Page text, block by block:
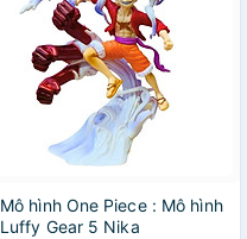
Mô hình One Piece : Mô hình
Luffy Gear 5 Nika